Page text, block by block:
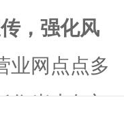
，强化风
业网点点多
住岁末年初